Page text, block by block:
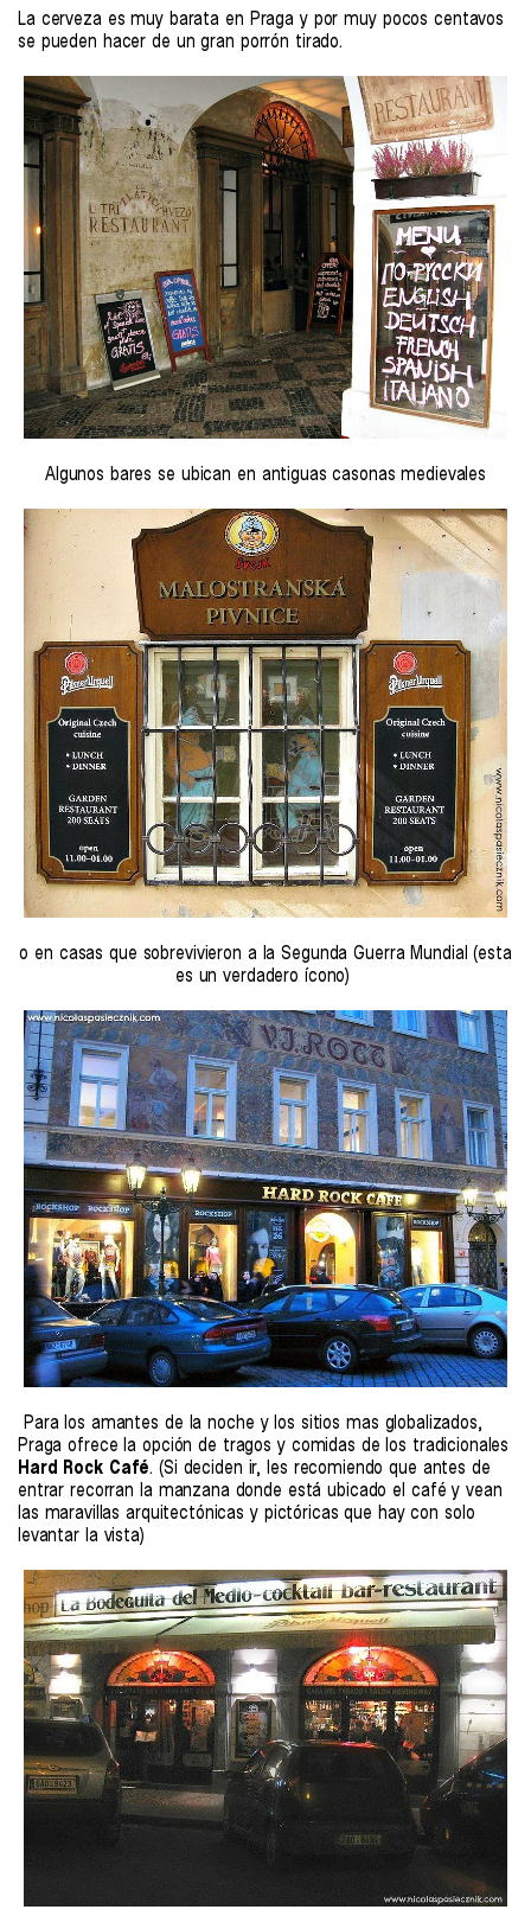
La cerveza es muy barata en Praga y por muy pocos centavos
se pueden hacer de un gran porrón tirado.
Algunos bares se ubican en antiguas casonas medievales
o en casas que sobrevivieron a la Segunda Guerra Mundial (esta
es un verdadero ícono)
Para los amantes de la noche y los sitios mas globalizados,
Praga ofrece la opción de tragos y comidas de los tradicionales
Hard Rock Café. (Si deciden ir, les recomiendo que antes de
entrar recorran la manzana donde está ubicado el café y vean
las maravillas arquitectónicas y pictóricas que hay con solo
levantar la vista)